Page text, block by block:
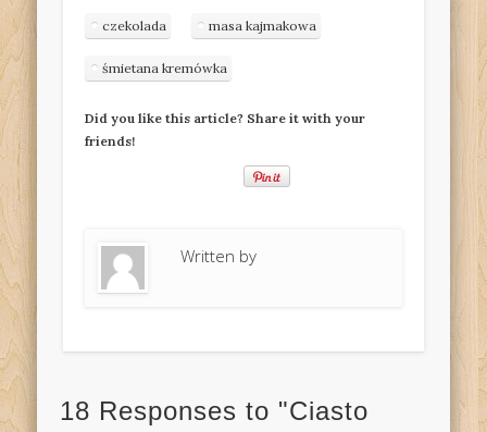
czekolada masa kajmakowa
śmietana kremówka
Did you like this article? Share it with your
friends!
Written by
18 Responses to "Ciasto